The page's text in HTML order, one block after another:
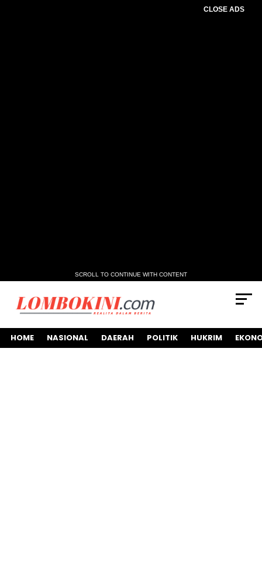
CLOSE ADS
SCROLL TO CONTINUE WITH CONTENT
HOME NASIONAL DAERAH POLITIK HUKRIM